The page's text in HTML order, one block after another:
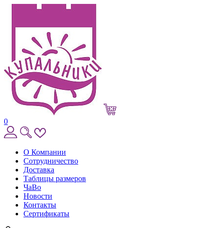
0
О Компании
Сотрудничество
Доставка
Таблицы размеров
ЧаВо
Новости
Контакты
Сертификаты